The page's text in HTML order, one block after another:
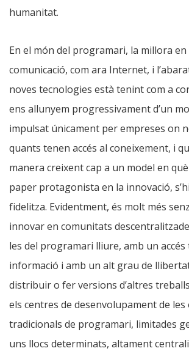
humanitat.
En el món del programari, la millora en
comunicació, com ara Internet, i
noves tecnologies està tenint com a
ens allunyem progressivament d’un
impulsat únicament per empreses on
quants tenen accés al coneixement, i
manera creixent cap a un model en
paper protagonista en la innovació,
fidelitza. Evidentment, és molt més
innovar en comunitats
les del programari lliure, amb un accés
informació i amb un alt grau de
distribuir o fer versions d’altres
els centres de desenvolupament de les
tradicionals de programari, limitades
uns llocs determinats, altament